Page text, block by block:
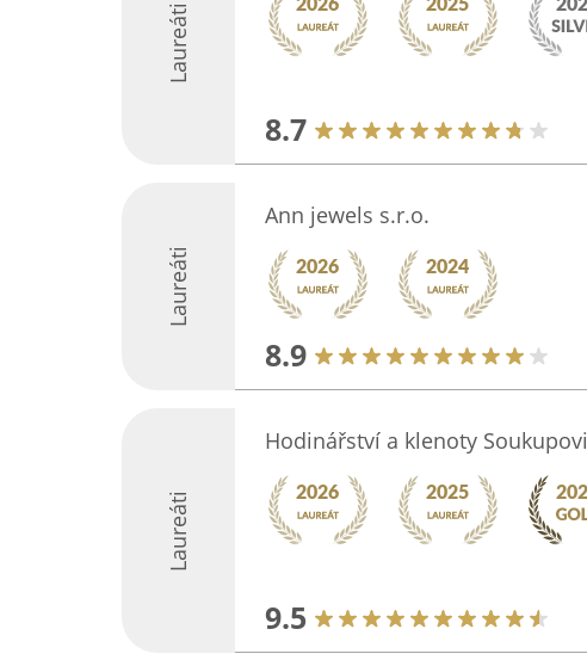
Laureáti
8.7
Laureáti
Ann jewels s.r.o.
8.9
Laureáti
Hodinářství a klenoty Soukupovi
9.5